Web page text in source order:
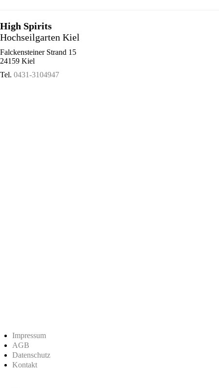
High Spirits
Hochseilgarten Kiel
Falckensteiner Strand 15
24159 Kiel
Tel. 0431-3104947
Impressum
AGB
Datenschutz
Kontakt